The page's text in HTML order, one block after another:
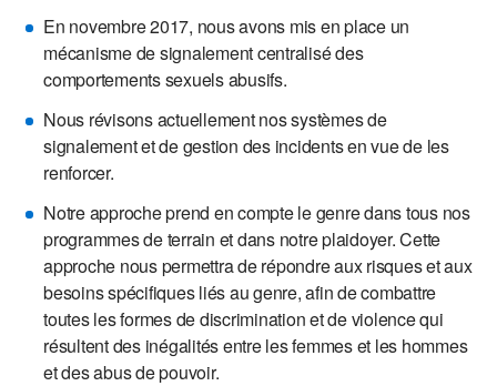
En novembre 2017, nous avons mis en place un
mécanisme de signalement centralisé des
comportements sexuels abusifs.
Nous révisons actuellement nos systèmes de
signalement et de gestion des incidents en vue de les
renforcer.
Notre approche prend en compte le genre dans tous nos
programmes de terrain et dans notre plaidoyer. Cette
approche nous permettra de répondre aux risques et aux
besoins spécifiques liés au genre, afin de combattre
toutes les formes de discrimination et de violence qui
résultent des inégalités entre les femmes et les hommes
et des abus de pouvoir.